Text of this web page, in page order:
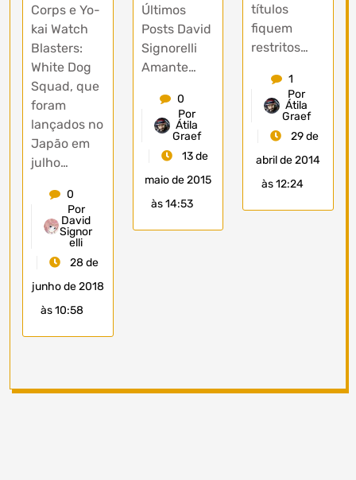
Corps e Yo-
kai Watch
Blasters:
White Dog
Squad, que
foram
lançados no
Japão em
julho…
0
Por
David
Signor
elli
28 de
junho de 2018
às 10:58
Últimos
Posts David
Signorelli
Amante…
0
Por
Átila
Graef
13 de
maio de 2015
às 14:53
títulos
fiquem
restritos…
1
Por
Átila
Graef
29 de
abril de 2014
às 12:24